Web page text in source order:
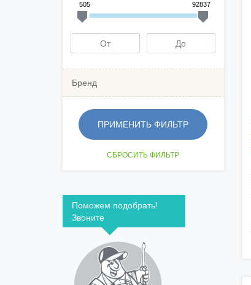
505 92837
Бренд
Поможем подобрать!
Звоните